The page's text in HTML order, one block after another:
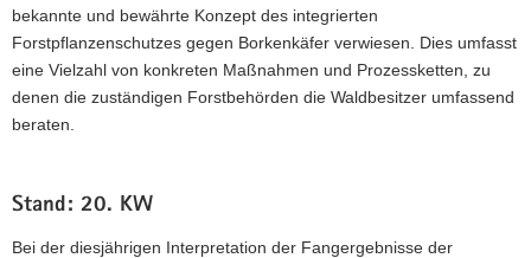
bekannte und bewährte Konzept des integrierten
Forstpflanzenschutzes gegen Borkenkäfer verwiesen. Dies umfasst
eine Vielzahl von konkreten Maßnahmen und Prozessketten, zu
denen die zuständigen Forstbe­hörden die Waldbesitzer umfassend
beraten.
Stand: 20. KW
Bei der diesjährigen Interpretation der Fangergebnisse der